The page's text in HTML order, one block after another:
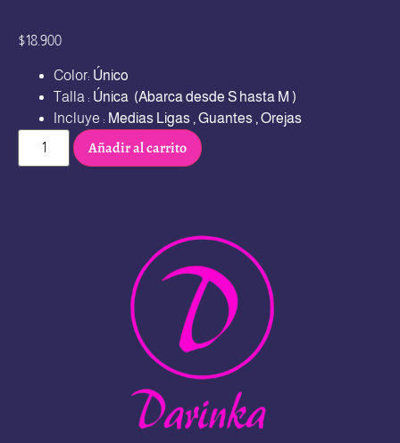
$18.900
Color: Único
Talla : Única (Abarca desde S hasta M )
Incluye : Medias Ligas , Guantes , Orejas
Añadir al carrito